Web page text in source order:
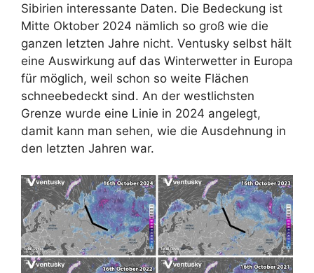
Sibirien interessante Daten. Die Bedeckung ist
Mitte Oktober 2024 nämlich so groß wie die
ganzen letzten Jahre nicht. Ventusky selbst hält
eine Auswirkung auf das Winterwetter in Europa
für möglich, weil schon so weite Flächen
schneebedeckt sind. An der westlichsten
Grenze wurde eine Linie in 2024 angelegt,
damit kann man sehen, wie die Ausdehnung in
den letzten Jahren war.